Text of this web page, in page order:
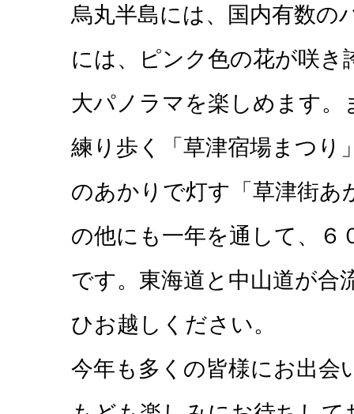
烏丸半島には、国内有数の
には、ピンク色の花が咲き
大パノラマを楽しめます。
練り歩く「草津宿場まつり
のあかりで灯す「草津街あ
の他にも一年を通して、６
です。東海道と中山道が合
ひお越しください。
今年も多くの皆様にお出会